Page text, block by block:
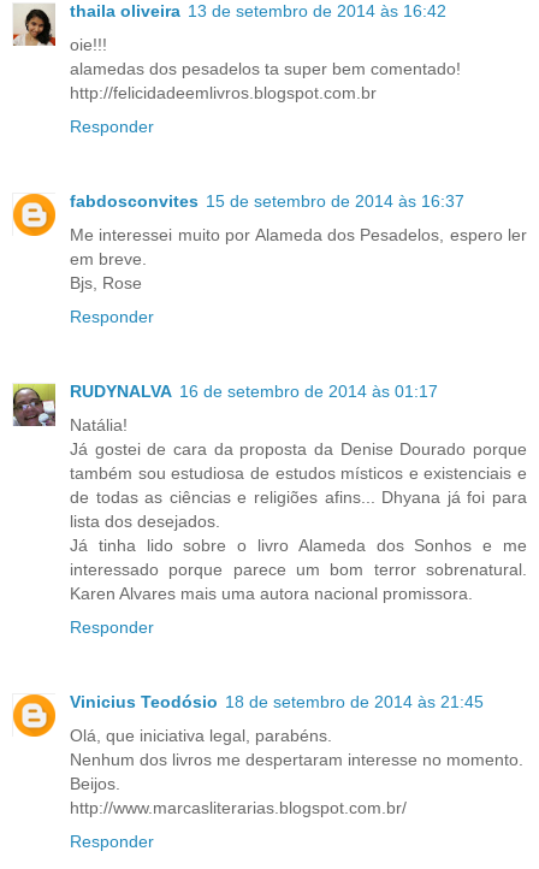
thaila oliveira 13 de setembro de 2014 às 16:42
oie!!!
alamedas dos pesadelos ta super bem comentado!
http://felicidadeemlivros.blogspot.com.br
Responder
fabdosconvites 15 de setembro de 2014 às 16:37
Me interessei muito por Alameda dos Pesadelos, espero ler
em breve.
Bjs, Rose
Responder
RUDYNALVA 16 de setembro de 2014 às 01:17
Natália!
Já gostei de cara da proposta da Denise Dourado porque
também sou estudiosa de estudos místicos e existenciais e
de todas as ciências e religiões afins... Dhyana já foi para
lista dos desejados.
Já tinha lido sobre o livro Alameda dos Sonhos e me
interessado porque parece um bom terror sobrenatural.
Karen Alvares mais uma autora nacional promissora.
Responder
Vinicius Teodósio 18 de setembro de 2014 às 21:45
Olá, que iniciativa legal, parabéns.
Nenhum dos livros me despertaram interesse no momento.
Beijos.
http://www.marcasliterarias.blogspot.com.br/
Responder